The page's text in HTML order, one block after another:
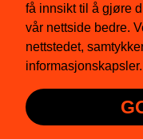
få innsikt til å gjøre
vår nettside bedre.
nettstedet,
informasjonskapsler.
Om oss
Medlemskap
Presse